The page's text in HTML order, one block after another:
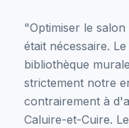
"Optimiser le
était nécessaire.
bibliothèque
strictement notre
contrairement à
Caluire-et-Cuire.